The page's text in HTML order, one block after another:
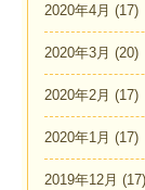
2020年4月 (17)
2020年3月 (20)
2020年2月 (17)
2020年1月 (17)
2019年12月 (17)